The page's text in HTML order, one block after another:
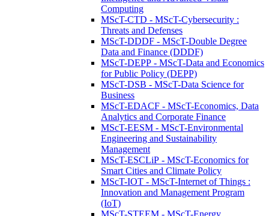
Computing
MScT-CTD - MScT-Cybersecurity :
Threats and Defenses
MScT-DDDF - MScT-Double Degree
Data and Finance (DDDF)
MScT-DEPP - MScT-Data and Economics
for Public Policy (DEPP)
MScT-DSB - MScT-Data Science for
Business
MScT-EDACF - MScT-Economics, Data
Analytics and Corporate Finance
MScT-EESM - MScT-Environmental
Engineering and Sustainability
Management
MScT-ESCLiP - MScT-Economics for
Smart Cities and Climate Policy
MScT-IOT - MScT-Internet of Things :
Innovation and Management Program
(IoT)
MScT-STEEM - MScT-Energy